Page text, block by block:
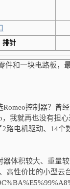
排针
件和一块电路板，
控制器？曾经
，我就再也没有担
路电机驱动、14
积较大、重量较
高性价比的小型云